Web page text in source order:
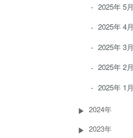
2025年 5月
2025年 4月
2025年 3月
2025年 2月
2025年 1月
2024年
2023年